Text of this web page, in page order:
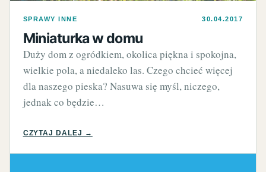
SPRAWY INNE 30.04.2017
Miniaturka w domu
Duży dom z ogródkiem, okolica piękna i spokojna,
wielkie pola, a niedaleko las. Czego chcieć więcej
dla naszego pieska? Nasuwa się myśl, niczego,
jednak co będzie…
CZYTAJ DALEJ →